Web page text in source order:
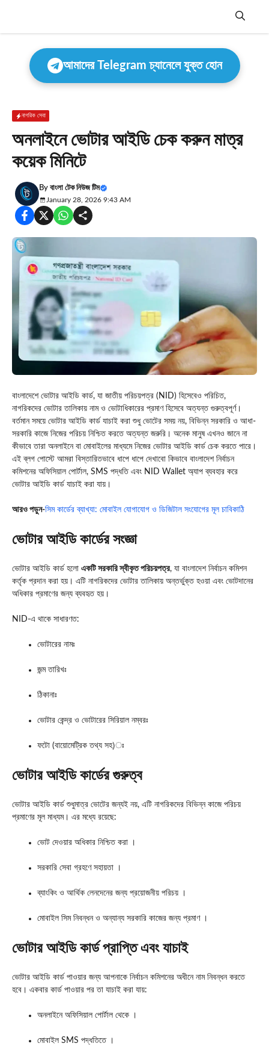
Menu
আমাদের Telegram চ্যানেলে যুক্ত হোন
নাগরিক সেবা
অনলাইনে ভোটার আইডি চেক করুন মাত্র
কয়েক মিনিটে
By বাংলা টেক নিউজ টিম
January 28, 2026 9:43 AM
বাংলাদেশে ভোটার আইডি কার্ড, যা জাতীয় পরিচয়পত্র (NID) হিসেবেও পরিচিত,
নাগরিকদের ভোটার তালিকায় নাম ও ভোটাধিকারের প্রমাণ হিসেবে অত্যন্ত গুরুত্বপূর্ণ।
বর্তমান সময়ে ভোটার আইডি কার্ড যাচাই করা শুধু ভোটের সময় নয়, বিভিন্ন সরকারি ও আধা-
সরকারি কাজে নিজের পরিচয় নিশ্চিত করতে অত্যন্ত জরুরি। অনেক মানুষ এখনও জানে না
কীভাবে তারা অনলাইনে বা মোবাইলের মাধ্যমে নিজের ভোটার আইডি কার্ড চেক করতে পারে।
এই ব্লগ পোস্টে আমরা বিস্তারিতভাবে ধাপে ধাপে দেখাবো কিভাবে বাংলাদেশ নির্বাচন
কমিশনের অফিসিয়াল পোর্টাল, SMS পদ্ধতি এবং NID Wallet অ্যাপ ব্যবহার করে
ভোটার আইডি কার্ড যাচাই করা যায়।
আরও পড়ুন-সিম কার্ডের ব্যাখ্যা: মোবাইল যোগাযোগ ও ডিজিটাল সংযোগের মূল চাবিকাঠি
ভোটার আইডি কার্ডের সংজ্ঞা
ভোটার আইডি কার্ড হলো একটি সরকারি স্বীকৃত পরিচয়পত্র, যা বাংলাদেশ নির্বাচন কমিশন
কর্তৃক প্রদান করা হয়। এটি নাগরিকদের ভোটার তালিকায় অন্তর্ভুক্ত হওয়া এবং ভোটদানের
অধিকার প্রমাণের জন্য ব্যবহৃত হয়।
NID-এ থাকে সাধারণত:
ভোটারের নামঃ
জন্ম তারিখঃ
ঠিকানাঃ
ভোটার কেন্দ্র ও ভোটারের সিরিয়াল নম্বরঃ
ফটো (বায়োমেট্রিক তথ্য সহ)ঃ
ভোটার আইডি কার্ডের গুরুত্ব
ভোটার আইডি কার্ড শুধুমাত্র ভোটের জন্যই নয়, এটি নাগরিকদের বিভিন্ন কাজে পরিচয়
প্রমাণের মূল মাধ্যম। এর মধ্যে রয়েছে:
ভোট দেওয়ার অধিকার নিশ্চিত করা ।
সরকারি সেবা গ্রহণে সহায়তা ।
ব্যাংকিং ও আর্থিক লেনদেনের জন্য প্রয়োজনীয় পরিচয় ।
মোবাইল সিম নিবন্ধন ও অন্যান্য সরকারি কাজের জন্য প্রমাণ ।
ভোটার আইডি কার্ড প্রাপ্তি এবং যাচাই
ভোটার আইডি কার্ড পাওয়ার জন্য আপনাকে নির্বাচন কমিশনের অধীনে নাম নিবন্ধন করতে
হবে। একবার কার্ড পাওয়ার পর তা যাচাই করা যায়:
অনলাইনে অফিসিয়াল পোর্টাল থেকে ।
মোবাইল SMS পদ্ধতিতে ।